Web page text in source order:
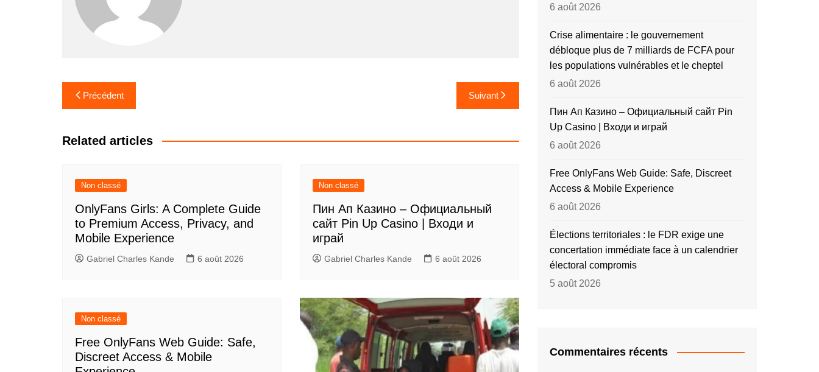
Navigation
de
l’article
Précédent Suivant
Related articles
Non classé
OnlyFans Girls: A Complete Guide
to Premium Access, Privacy, and
Mobile Experience
Gabriel Charles Kande 6 août 2026
Non classé
Пин Ап Казино – Официальный
сайт Pin Up Casino | Входи и
играй
Gabriel Charles Kande 6 août 2026
Non classé
Free OnlyFans Web Guide: Safe,
Discreet Access & Mobile
6 août 2026
Crise alimentaire : le gouvernement
débloque plus de 7 milliards de FCFA pour
les populations vulnérables et le cheptel
6 août 2026
Пин Ап Казино – Официальный сайт Pin
Up Casino | Входи и играй
6 août 2026
Free OnlyFans Web Guide: Safe, Discreet
Access & Mobile Experience
6 août 2026
Élections territoriales : le FDR exige une
concertation immédiate face à un calendrier
électoral compromis
5 août 2026
Commentaires récents